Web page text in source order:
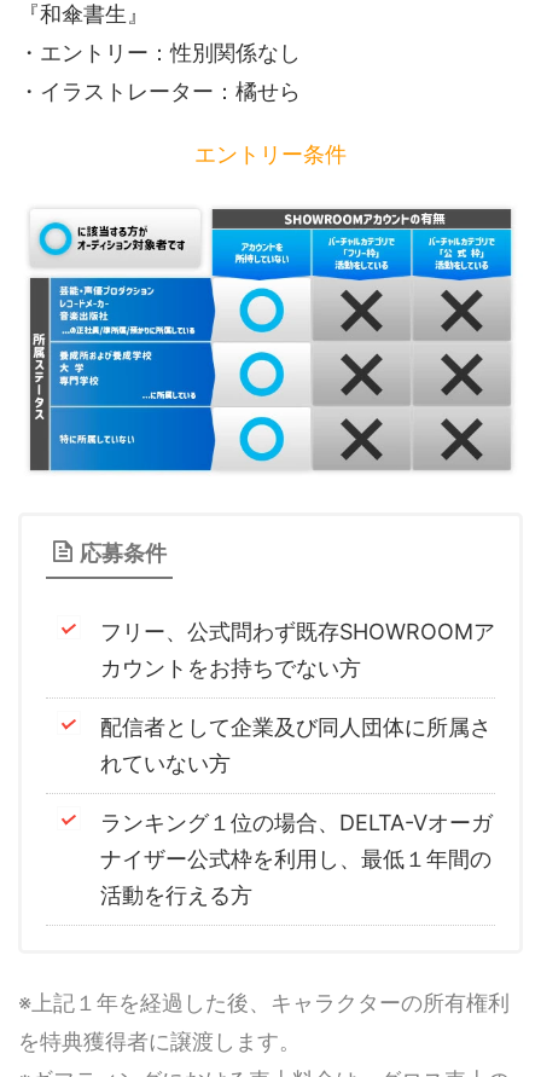
『和傘書生』
・エントリー：性別関係なし
・イラストレーター：橘せら
エントリー条件
応募条件
フリー、公式問わず既存SHOWROOMア
カウントをお持ちでない方
配信者として企業及び同人団体に所属さ
れていない方
ランキング１位の場合、DELTA-Vオーガ
ナイザー公式枠を利用し、最低１年間の
活動を行える方
※上記１年を経過した後、キャラクターの所有権利
を特典獲得者に譲渡します。